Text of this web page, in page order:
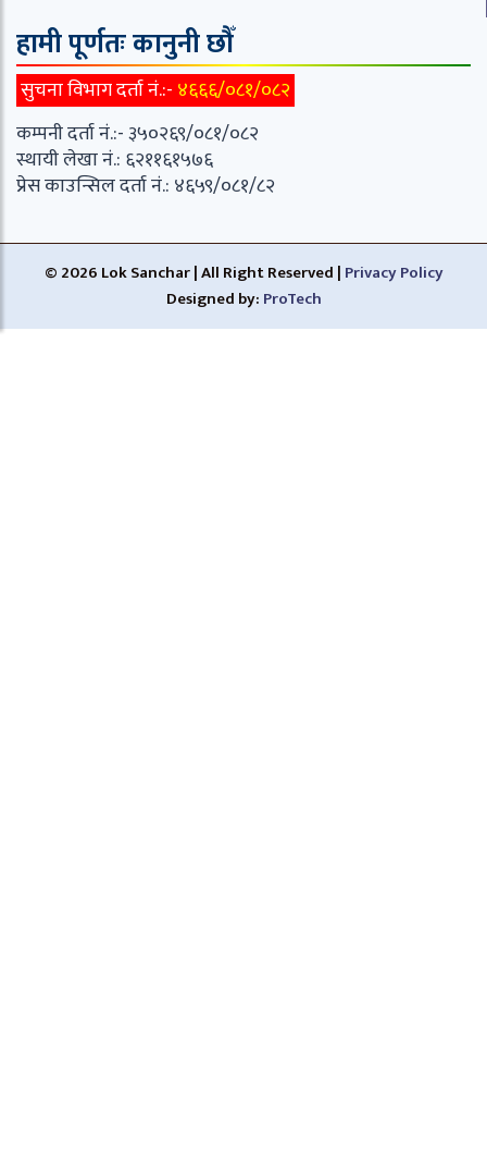
हामी पूर्णतः कानुनी छौँ
सुचना विभाग दर्ता नं.:- ४६६६/०८१/०८२
कम्पनी दर्ता नं.:- ३५०२६९/०८१/०८२
स्थायी लेखा नं.: ६२११६१५७६
प्रेस काउन्सिल दर्ता नं.: ४६५९/०८१/८२
© 2026 Lok Sanchar | All Right Reserved | Privacy Policy
Designed by: ProTech